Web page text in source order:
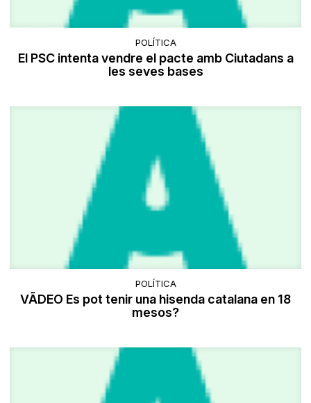
POLÍTICA
El PSC intenta vendre el pacte amb Ciutadans a
les seves bases
POLÍTICA
VÃDEO Es pot tenir una hisenda catalana en 18
mesos?